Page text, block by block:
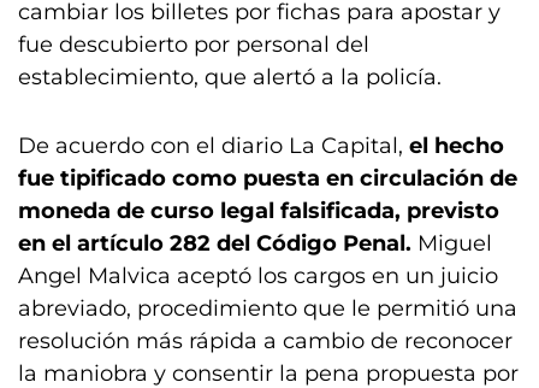
cambiar los billetes por fichas para apostar y
fue descubierto por personal del
establecimiento, que alertó a la policía.
De acuerdo con el diario La Capital, el hecho
fue tipificado como puesta en circulación de
moneda de curso legal falsificada, previsto
en el artículo 282 del Código Penal. Miguel
Angel Malvica aceptó los cargos en un juicio
abreviado, procedimiento que le permitió una
resolución más rápida a cambio de reconocer
la maniobra y consentir la pena propuesta por